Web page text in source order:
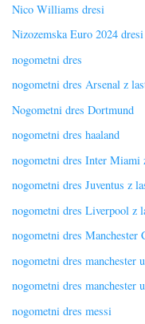
Nico Williams dresi
Nizozemska Euro 2024 dresi
nogometni dres
nogometni dres Arsenal z
Nogometni dres Dortmund
nogometni dres haaland
nogometni dres Inter Miami
nogometni dres Juventus z
nogometni dres Liverpool z
nogometni dres Manchester
nogometni dres manchester
nogometni dres manchester
nogometni dres messi